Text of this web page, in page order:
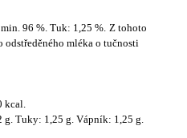
96 %. Tuk: 1,25 %. Z tohoto
mléka o tučnosti
kcal.
Tuky: 1,25 g. Vápník: 1,25 g.